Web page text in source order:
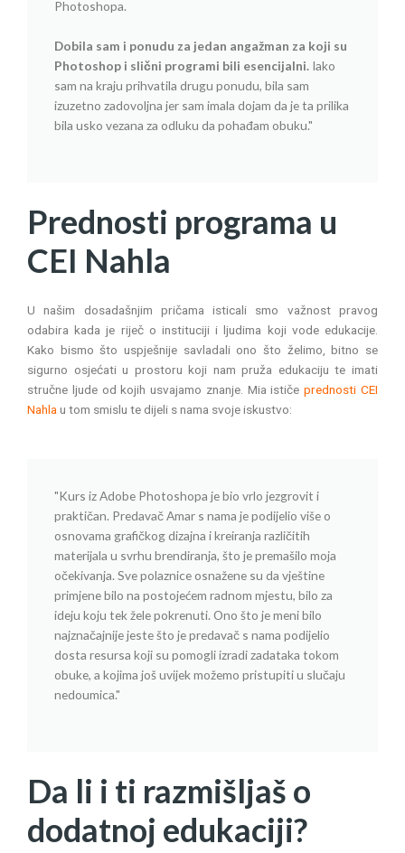
Photoshopa.
Dobila sam i ponudu za jedan angažman za koji su
Photoshop i slični programi bili esencijalni. Iako
sam na kraju prihvatila drugu ponudu, bila sam
izuzetno zadovoljna jer sam imala dojam da je ta prilika
bila usko vezana za odluku da pohađam obuku."
Prednosti programa u
CEI Nahla
U našim dosadašnjim pričama isticali smo važnost pravog
odabira kada je riječ o instituciji i ljudima koji vode edukacije.
Kako bismo što uspješnije savladali ono što želimo, bitno se
sigurno osjećati u prostoru koji nam pruža edukaciju te imati
stručne ljude od kojih usvajamo znanje. Mia ističeprednosti CEI
Nahla u tom smislu te dijeli s nama svoje iskustvo:
"Kurs iz Adobe Photoshopa je bio vrlo jezgrovit i
praktičan. Predavač Amar s nama je podijelio više o
osnovama grafičkog dizajna i kreiranja različitih
materijala u svrhu brendiranja, što je premašilo moja
očekivanja. Sve polaznice osnažene su da vještine
primjene bilo na postojećem radnom mjestu, bilo za
ideju koju tek žele pokrenuti. Ono što je meni bilo
najznačajnije jeste što je predavač s nama podijelio
dosta resursa koji su pomogli izradi zadataka tokom
obuke, a kojima još uvijek možemo pristupiti u slučaju
nedoumica."
Da li i ti razmišljaš o
dodatnoj edukaciji?